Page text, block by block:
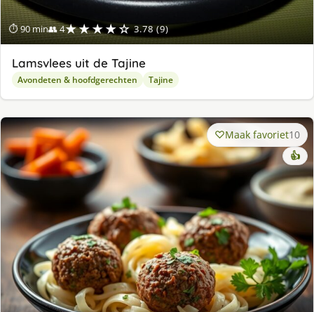
⏱ 90 min👥 4★★★★☆ 3.78 (9)
Lamsvlees uit de Tajine
Avondeten & hoofdgerechten Tajine
Maak favoriet10
👍